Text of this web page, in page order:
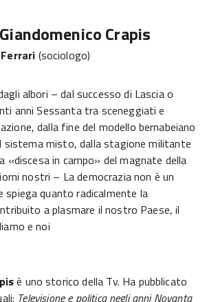
Giandomenico Crapis
(sociologo)
albori – dal successo di Lascia o
anni Sessanta tra sceneggiati e
dalla fine del modello bernabeiano
sistema misto, dalla stagione militante
«discesa in campo» del magnate della
nostri – La democrazia non è un
spiega quanto radicalmente la
a plasmare il nostro Paese, il
e noi
è uno storico della Tv. Ha pubblicato
Televisione e politica negli anni Novanta